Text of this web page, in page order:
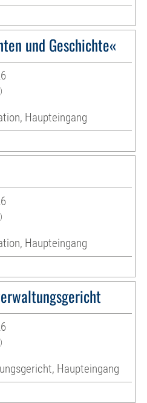
und Geschichte«
Haupteingang
Haupteingang
Haupteingang